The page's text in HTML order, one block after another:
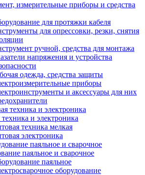
измерительные приборы и средства
для протяжки кабеля
для опрессовки, резки, снятия
ручной, средства для монтажа
напряжения и устройства
одежда, средства защиты
приборы
и аксессуары для них
и электроника
техника мелкая
электроника
паяльное и сварочное
паяльное
оборудование